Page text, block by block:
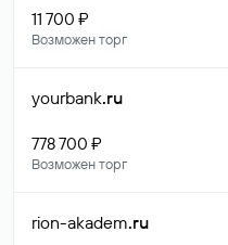
11 700 ₽
Возможен торг
yourbank.ru
778 700 ₽
Возможен торг
rion-akadem.ru